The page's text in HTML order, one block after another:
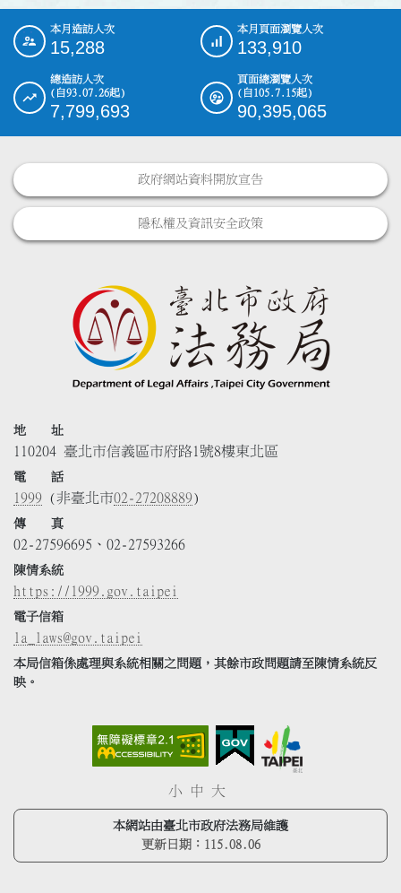
::: 本月造訪人次
15,288
本月頁面瀏覽人次
133,910
總造訪人次
(自93.07.26起)
7,799,693
頁面總瀏覽人次
(自105.7.15起)
90,395,065
政府網站資料開放宣告
隱私權及資訊安全政策
地 址
110204 臺北市信義區市府路1號8樓東北區
電 話
1999 (非臺北市02-27208889)
傳 真
02-27596695、02-27593266
陳情系統
https://1999.gov.taipei
電子信箱
la_laws@gov.taipei
本局信箱係處理與系統相關之問題，其餘市政問題請至陳情系統反
映。
小 中 大
本網站由臺北市政府法務局維護
更新日期： 115.08.06